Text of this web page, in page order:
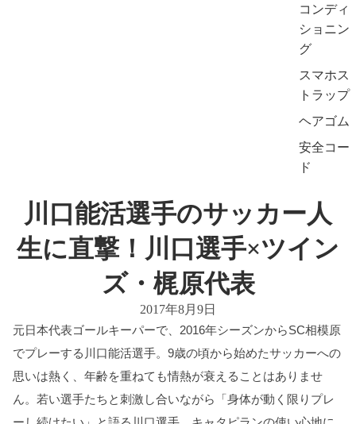
コンディ
ショニン
グ
スマホス
トラップ
ヘアゴム
安全コー
ド
川口能活選手のサッカー人
生に直撃！川口選手×ツイン
ズ・梶原代表
2017年8月9日
元日本代表ゴールキーパーで、2016年シーズンからSC相模原
でプレーする川口能活選手。9歳の頃から始めたサッカーへの
思いは熱く、年齢を重ねても情熱が衰えることはありませ
ん。若い選手たちと刺激し合いながら「身体が動く限りプレ